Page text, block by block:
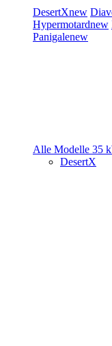
DesertXnew
Hypermotardnew
Panigalenew
Alle Modelle 35
DesertX